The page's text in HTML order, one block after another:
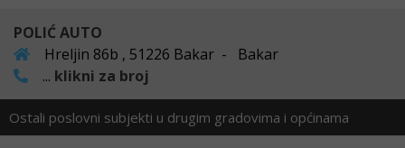
POLIĆ AUTO
Hreljin 86b , 51226 Bakar - Bakar
... klikni za broj
Ostali poslovni subjekti u drugim gradovima i općinama